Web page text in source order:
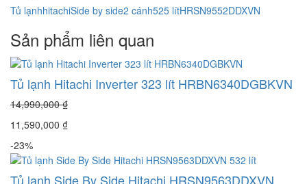
Tủ lạnhhitachiSide by side2 cánh525 lítHRSN9552DDXVN
Sản phẩm liên quan
Tủ lạnh Hitachi Inverter 323 lít HRBN6340DGBKVN
14,990,000 ₫
11,590,000 ₫
-23%
Tủ lạnh Side By Side Hitachi HRSN9563DDXVN